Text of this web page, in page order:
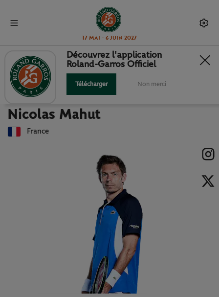
17 Mai - 6 Juin 2027
Retour à la liste des joueuses et joueurs
NICOLAS MAHUT : FICHE JOUEUR
Nicolas Mahut
France
Découvrez l'application
Roland-Garros Officiel
Télécharger Non merci